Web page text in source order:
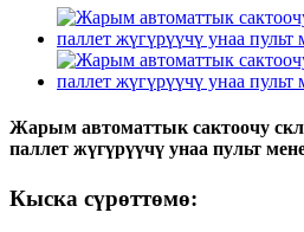
Жарым автоматтык сактоочу
паллет жүгүрүүчү унаа пульт
Кыска сүрөттөмө: